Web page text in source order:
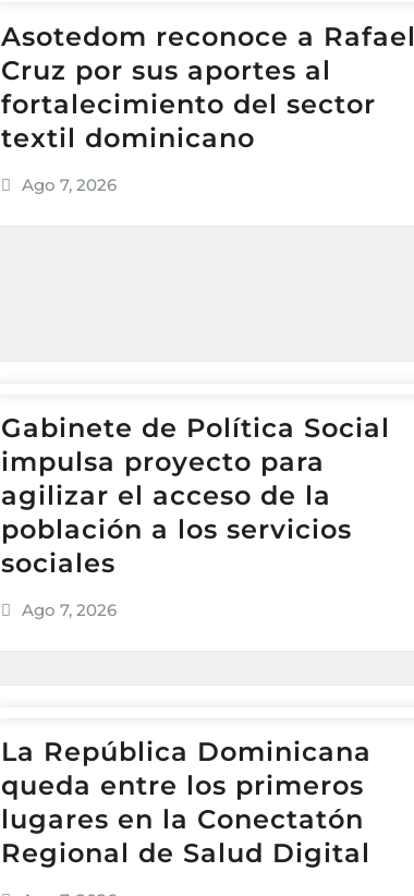
Asotedom reconoce a Rafael
Cruz por sus aportes al
fortalecimiento del sector
textil dominicano
Ago 7, 2026
Gabinete de Política Social
impulsa proyecto para
agilizar el acceso de la
población a los servicios
sociales
Ago 7, 2026
La República Dominicana
queda entre los primeros
lugares en la Conectatón
Regional de Salud Digital